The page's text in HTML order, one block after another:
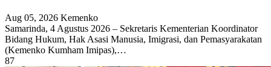
Aug 05, 2026 Kemenko
Samarinda, 4 Agustus 2026 – Sekretaris Kementerian Koordinator
Bidang Hukum, Hak Asasi Manusia, Imigrasi, dan Pemasyarakatan
(Kemenko Kumham Imipas),…
87